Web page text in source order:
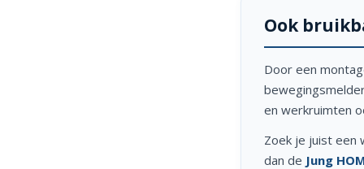
Ook
Door een
en werkruimten
Zoek je juist een
dan de Jung